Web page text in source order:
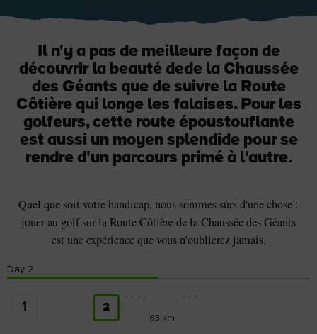
Il n'y a pas de meilleure façon de
découvrir la beauté dede la Chaussée
des Géants que de suivre la Route
Côtière qui longe les falaises. Pour les
golfeurs, cette route époustouflante
est aussi un moyen splendide pour se
rendre d'un parcours primé à l'autre.
Quel que soit votre handicap, nous sommes sûrs d'une chose :
jouer au golf sur la Route Côtière de la Chaussée des Géants
est une expérience que vous n'oublierez jamais.
Day 2
1 2
63 km